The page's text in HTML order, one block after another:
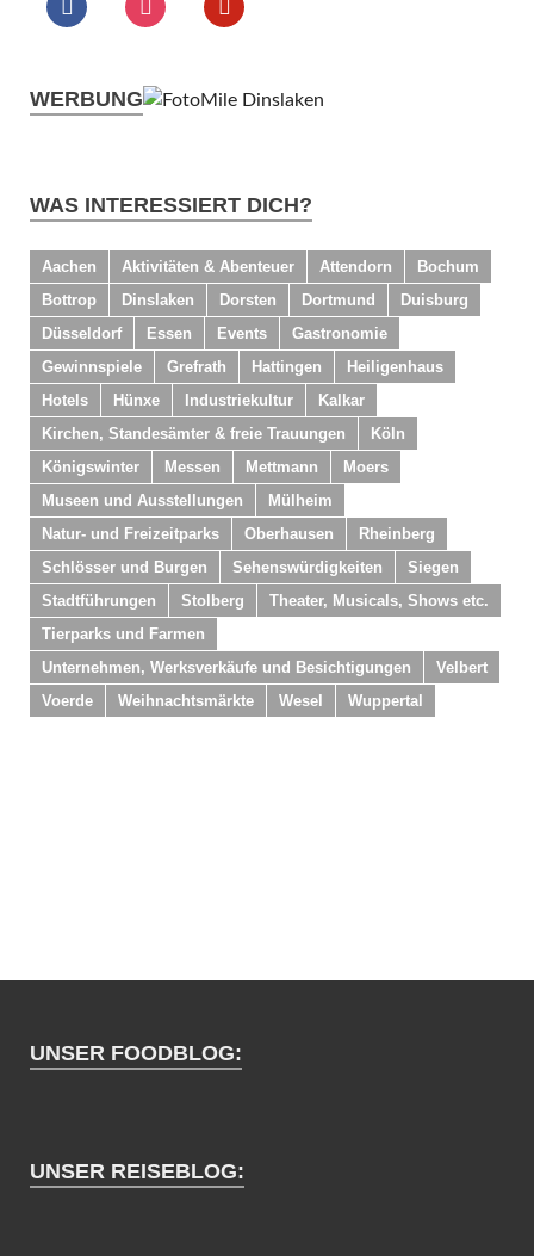
WERBUNG
WAS INTERESSIERT DICH?
Aachen Aktivitäten & Abenteuer Attendorn
Bochum
Bottrop
Dinslaken Dorsten Dortmund
Duisburg
Düsseldorf
Essen Events
Gastronomie
Gewinnspiele
Grefrath Hattingen
Heiligenhaus
Hotels
Hünxe Industriekultur
Kalkar
Kirchen, Standesämter & freie Trauungen
Köln
Königswinter
Messen Mettmann
Moers
Museen und Ausstellungen
Mülheim
Natur- und Freizeitparks
Oberhausen
Rheinberg
Schlösser und Burgen
Sehenswürdigkeiten
Siegen
Stadtführungen
Stolberg
Theater, Musicals, Shows etc.
Tierparks und Farmen
Unternehmen, Werksverkäufe und Besichtigungen
Velbert
Voerde
Weihnachtsmärkte Wesel Wuppertal
UNSER FOODBLOG:
UNSER REISEBLOG: